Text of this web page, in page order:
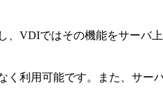
VDIではその機能をサーバ
利用可能です。また、サ